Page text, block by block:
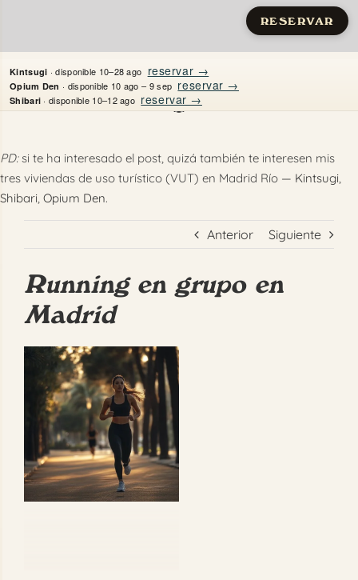
RESERVAR
Kintsugi · disponible 10–28 ago reservar →
Opium Den · disponible 10 ago – 9 sep reservar →
Shibari · disponible 10–12 ago reservar →
al
contenido
Apartamentos
Contacto
FAQ
Reservar
PD:si te ha interesado el post, quizá también te interesen mis
tres viviendas de uso turístico (VUT) en Madrid Río — Kintsugi,
Shibari, Opium Den.
Anterior Siguiente
Running en grupo en
Madrid
Ver
imagen
más
grande